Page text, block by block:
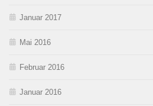
Januar 2017
Mai 2016
Februar 2016
Januar 2016